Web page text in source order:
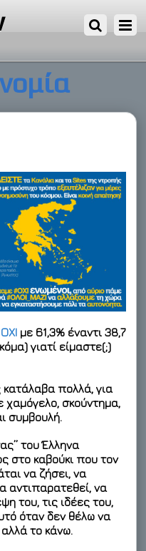
ΟΧΙ με 61,3% έναντι 38,7
γιατί είμαστε(;)
πολλά, για
χαμόγελο, σκούντημα,
συμβουλή.
του Έλληνα
στο καβούκι που τον
να ζήσει, να
αντιπαρατεθεί, να
του, τις ιδέες του,
όταν δεν θέλω να
το κάνω.